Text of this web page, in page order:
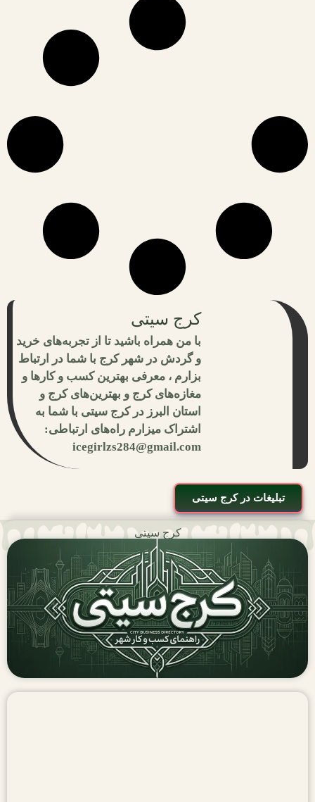
کرج سیتی
با من همراه باشید تا از تجربه‌های خرید
و گردش در شهر کرج با شما در ارتباط
بزارم ، معرفی بهترین کسب و کارها و
مغازه‌های کرج و بهترین‌های کرج و
استان البرز در کرج سیتی با شما به
اشتراک میزارم راه‌های ارتباطی:
icegirlzs284@gmail.com
تبلیغات در کرج سیتی
کرج سیتی